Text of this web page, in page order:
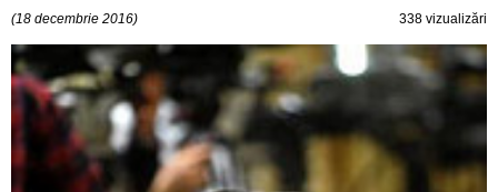
(18 decembrie 2016) 338 vizualizări